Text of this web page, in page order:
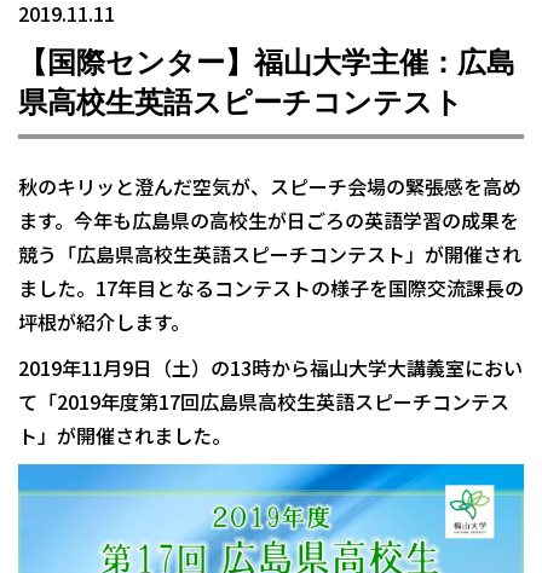
2019.11.11
【国際センター】福山大学主催：広島
県高校生英語スピーチコンテスト
秋のキリッと澄んだ空気が、スピーチ会場の緊張感を高め
ます。今年も広島県の高校生が日ごろの英語学習の成果を
競う「広島県高校生英語スピーチコンテスト」が開催され
ました。17年目となるコンテストの様子を国際交流課長の
坪根が紹介します。
2019年11月9日（土）の13時から福山大学大講義室におい
て「2019年度第17回広島県高校生英語スピーチコンテス
ト」が開催されました。